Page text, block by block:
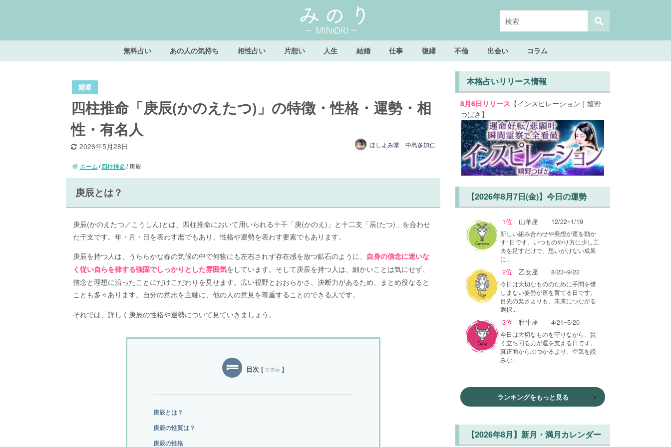
無料占い あの人の気持ち 相性占い 片想い 人生 結婚 仕事 復縁 不倫 出会い コラム
開運
四柱推命「庚辰(かのえたつ)」の特徴・性格・運勢・相
性・有名人
2026年5月28日 ほしよみ堂 中島多加仁
ホーム 四柱推命 庚辰
庚辰とは？
庚辰(かのえたつ／こうしん)とは、四柱推命において用いられる十干「庚(かのえ)」と十二支「辰(たつ)」を合わせ
た干支です。年・月・日を表わす暦でもあり、性格や運勢を表わす要素でもあります。
庚辰を持つ人は、うららかな春の気候の中で何物にも左右されず存在感を放つ鉱石のように、
自身の信念に迷いな
く従い自らを律する強固でしっかりとした雰囲気をしています。そして庚辰を持つ人は、細かいことは気にせず、
信念と理想に沿ったことにだけこだわりを見せます。広い視野とおおらかさ、決断力があるため、まとめ役なると
ことも多々あります。自分の意志を主軸に、他の人の意見を尊重することのできる人です。
それでは、詳しく庚辰の性格や運勢について見ていきましょう。
目次 [ 非表示 ]
庚辰とは？
庚辰の性質は？
庚辰の性格
本格占いリリース情報
8月6日リリース 【インスピレーション｜嬉野
つばさ】
【2026年8月7日(金)】今日の運勢
1位 山羊座 12/22~1/19
新しい組み合わせや発想が運を動か
す1日です。いつものやり方に少し工
夫を足すだけで、思いがけない成果
に...
2位 乙女座 8/23~9/22
今日は大切なもののために手間を惜
しまない姿勢が運を育てる日です。
目先の楽さよりも、未来につながる
選択...
3位 牡牛座 4/21~5/20
今日は大切なものを守りながら、賢
く立ち回る力が運を支える日です。
真正面からぶつかるより、空気を読
みな...
ランキングをもっと見る
【2026年8月】新月・満月カレンダー